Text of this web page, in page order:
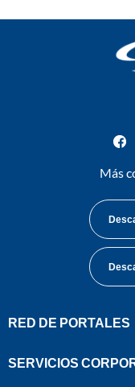
Más
RED DE PORTALES
SERVICIOS